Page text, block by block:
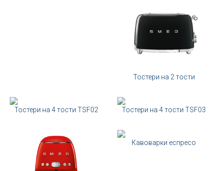
Тостери на 2 тости
Тостери на 4 тости TSF02 Тостери на 4 тости TSF03
Кавоварки еспресо